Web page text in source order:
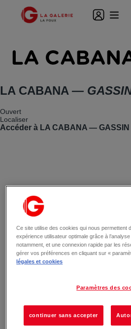
LA CABANA —
Ouvert
Localiser
Accéder à LA CABANA — GASSIN
Ce site utilise des cookies qui nous permettent
expérience utilisateur optimale grâce à
notamment, et une connexion rapide par les
gérer vos préférences en cliquant sur «
légales et cookies
Paramètres des
continuer sans accepter